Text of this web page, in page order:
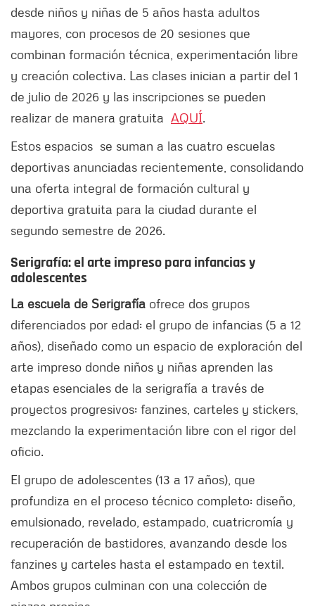
desde niños y niñas de 5 años hasta adultos
mayores, con procesos de 20 sesiones que
combinan formación técnica, experimentación libre
y creación colectiva. Las clases inician a partir del 1
de julio de 2026 y las inscripciones se pueden
realizar de manera gratuita AQUÍ.
Estos espacios se suman a las cuatro escuelas
deportivas anunciadas recientemente, consolidando
una oferta integral de formación cultural y
deportiva gratuita para la ciudad durante el
segundo semestre de 2026.
Serigrafía: el arte impreso para infancias y
adolescentes
La escuela de Serigrafía ofrece dos grupos
diferenciados por edad: el grupo de infancias (5 a 12
años), diseñado como un espacio de exploración del
arte impreso donde niños y niñas aprenden las
etapas esenciales de la serigrafía a través de
proyectos progresivos: fanzines, carteles y stickers,
mezclando la experimentación libre con el rigor del
oficio.
El grupo de adolescentes (13 a 17 años), que
profundiza en el proceso técnico completo: diseño,
emulsionado, revelado, estampado, cuatricromía y
recuperación de bastidores, avanzando desde los
fanzines y carteles hasta el estampado en textil.
Ambos grupos culminan con una colección de